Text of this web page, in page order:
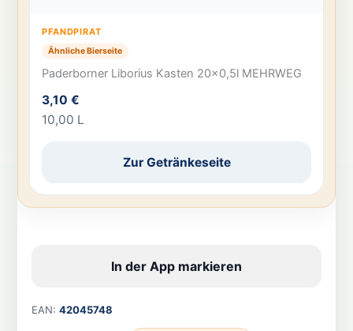
PFANDPIRAT
Ähnliche Bierseite
Paderborner Liborius Kasten 20×0,5l MEHRWEG
3,10 €
10,00 L
Zur Getränkeseite
In der App markieren
EAN: 42045748